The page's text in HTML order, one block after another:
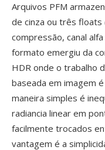
Arquivos PFM
de cinza ou três floats
compressão, canal
formato emergiu da
HDR onde o trabalho
baseada em imagem
maneira simples é
radiancia linear em
facilmente trocados
vantagem é a